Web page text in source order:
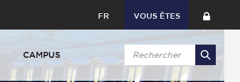
FR VOUS ÊTES
CAMPUS